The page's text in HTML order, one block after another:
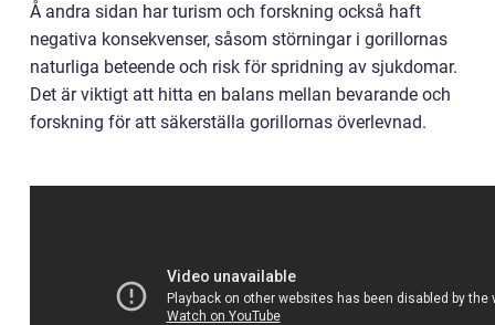
Å andra sidan har turism och forskning också haft
negativa konsekvenser, såsom störningar i gorillornas
naturliga beteende och risk för spridning av sjukdomar.
Det är viktigt att hitta en balans mellan bevarande och
forskning för att säkerställa gorillornas överlevnad.